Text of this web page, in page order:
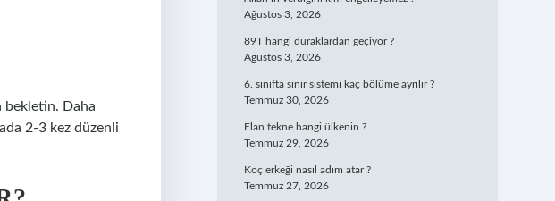
bekletin. Daha
2-3 kez düzenli
Ağustos 3, 2026
89T hangi duraklardan geçiyor ?
Ağustos 3, 2026
6. sınıfta sinir sistemi kaç bölüme ayrılır ?
Temmuz 30, 2026
Elan tekne hangi ülkenin ?
Temmuz 29, 2026
Koç erkeği nasıl adım atar ?
Temmuz 27, 2026